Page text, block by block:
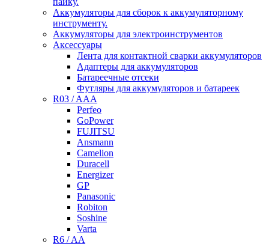
Аккумуляторы для сборок к аккумуляторному
инструменту.
Аккумуляторы для электроинструментов
Аксессуары
Лента для контактной сварки аккумуляторов
Адаптеры для аккумуляторов
Батареечные отсеки
Футляры для аккумуляторов и батареек
R03 / AAA
Perfeo
GoPower
FUJITSU
Ansmann
Camelion
Duracell
Energizer
GP
Panasonic
Robiton
Soshine
Varta
R6 / AA